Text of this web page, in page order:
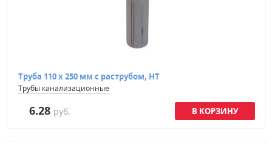
Труба 110 х 250 мм с раструбом, HT
Трубы канализационные
6.28 руб.